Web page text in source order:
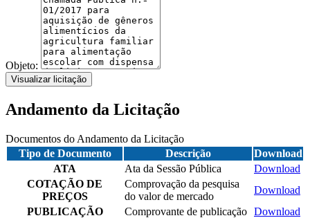
Objeto:
Visualizar licitação
Andamento da Licitação
Documentos do Andamento da Licitação
Tipo de Documento
Descrição
Download
ATA
Ata da Sessão Pública
Download
COTAÇÃO DE
PREÇOS
Comprovação da pesquisa
do valor de mercado
Download
PUBLICAÇÃO
Comprovante de publicação Download